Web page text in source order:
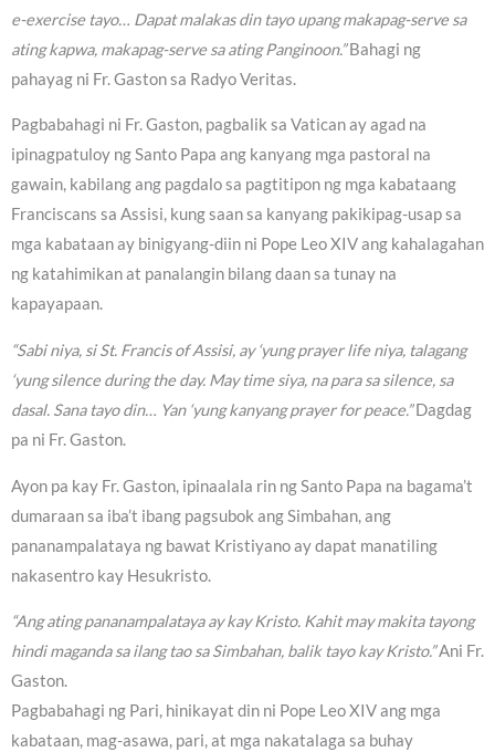
e-exercise tayo… Dapat malakas din tayo upang makapag-serve sa
ating kapwa, makapag-serve sa ating Panginoon.”Bahagi ng
pahayag ni Fr. Gaston sa Radyo Veritas.
Pagbabahagi ni Fr. Gaston, pagbalik sa Vatican ay agad na
ipinagpatuloy ng Santo Papa ang kanyang mga pastoral na
gawain, kabilang ang pagdalo sa pagtitipon ng mga kabataang
Franciscans sa Assisi, kung saan sa kanyang pakikipag-usap sa
mga kabataan ay binigyang-diin ni Pope Leo XIV ang kahalagahan
ng katahimikan at panalangin bilang daan sa tunay na
kapayapaan.
“Sabi niya, si St. Francis of Assisi, ay ‘yung prayer life niya, talagang
‘yung silence during the day. May time siya, na para sa silence, sa
dasal. Sana tayo din… Yan ‘yung kanyang prayer for peace.”Dagdag
pa ni Fr. Gaston.
Ayon pa kay Fr. Gaston, ipinaalala rin ng Santo Papa na bagama’t
dumaraan sa iba’t ibang pagsubok ang Simbahan, ang
pananampalataya ng bawat Kristiyano ay dapat manatiling
nakasentro kay Hesukristo.
“Ang ating pananampalataya ay kay Kristo. Kahit may makita tayong
hindi maganda sa ilang tao sa Simbahan, balik tayo kay Kristo.”Ani Fr.
Gaston.
Pagbabahagi ng Pari, hinikayat din ni Pope Leo XIV ang mga
kabataan, mag-asawa, pari, at mga nakatalaga sa buhay